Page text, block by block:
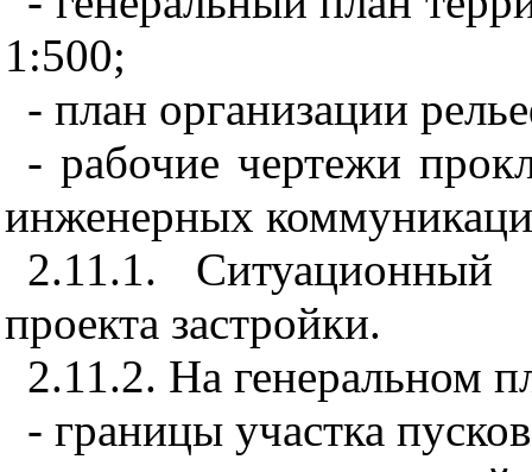
1:500;
- план организации
- рабочие чертежи
инженерных
2.11.1. Ситуационный
проекта застройки.
2.11.2. На генеральном
- границы участка